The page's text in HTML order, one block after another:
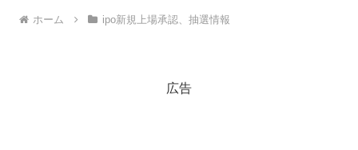
ホーム ipo新規上場承認、抽選情報
広告